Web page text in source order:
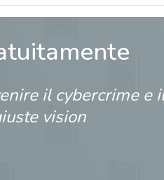
il cybercrime e
vision